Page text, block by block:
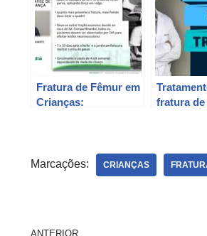
Fratura de Fêmur em
Crianças:
fratura
Marcações:
CRIANÇAS
ANTERIOR